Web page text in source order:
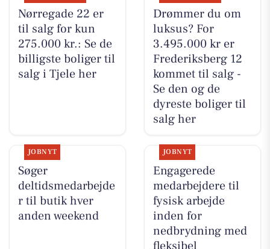
Nørregade 22 er
til salg for kun
275.000 kr.: Se de
billigste boliger til
salg i Tjele her
Drømmer du om
luksus? For
3.495.000 kr er
Frederiksberg 12
kommet til salg -
Se den og de
dyreste boliger til
salg her
JOBNYT
Søger
deltidsmedarbejde
r til butik hver
anden weekend
JOBNYT
Engagerede
medarbejdere til
fysisk arbejde
inden for
nedbrydning med